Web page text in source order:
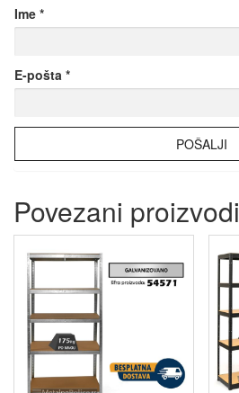
Ime *
E-pošta *
Povezani proizvodi